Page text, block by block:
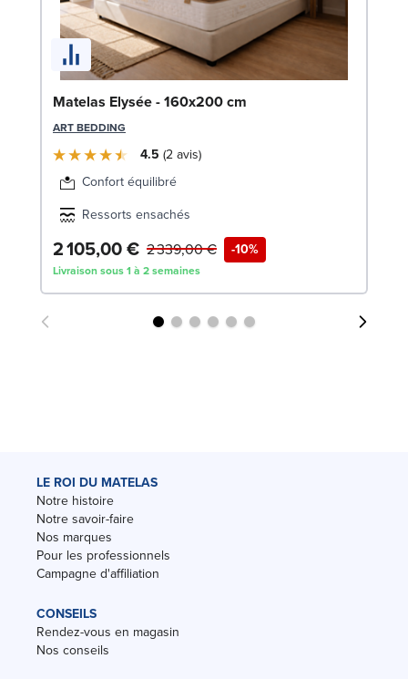
Matelas Elysée - 160x200 cm
ART BEDDING
4.5 2avis
Confort équilibré
Ressorts ensachés
2 105,00 € -10%
2 339,00 €
Livraison sous 1 à 2 semaines
LE ROI DU MATELAS
Notre histoire
Notre savoir-faire
Nos marques
Pour les professionnels
Campagne d'affiliation
CONSEILS
Rendez-vous en magasin
Nos conseils